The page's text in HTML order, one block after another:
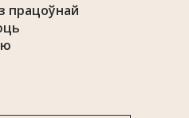
працоўнай